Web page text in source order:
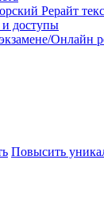
Рерайт
доступы
Онлайн
Повысить